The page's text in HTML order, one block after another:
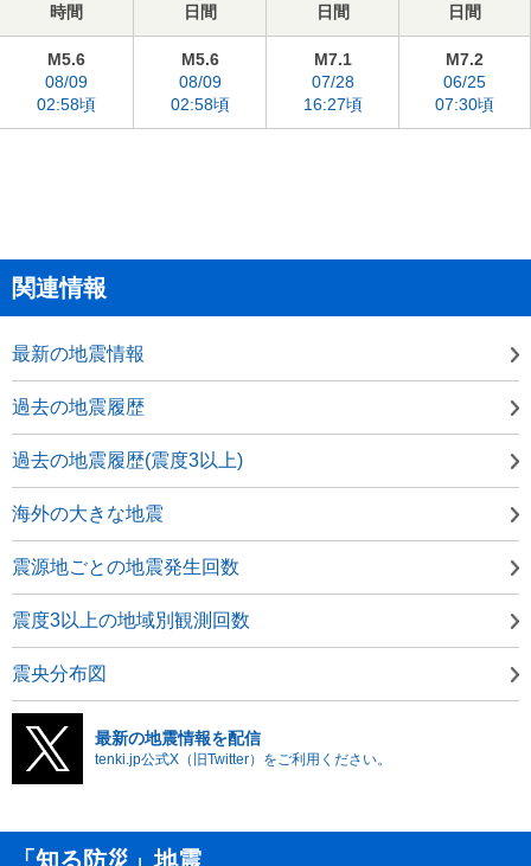
時間
日間
日間
日間
M5.6
08/09
02:58頃
M5.6
08/09
02:58頃
M7.1
07/28
16:27頃
M7.2
06/25
07:30頃
関連情報
最新の地震情報
過去の地震履歴
過去の地震履歴(震度3以上)
海外の大きな地震
震源地ごとの地震発生回数
震度3以上の地域別観測回数
震央分布図
最新の地震情報を配信
tenki.jp公式X（旧Twitter）をご利用ください。
「知る防災」地震